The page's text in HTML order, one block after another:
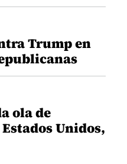
Trump en
ola de
Unidos,